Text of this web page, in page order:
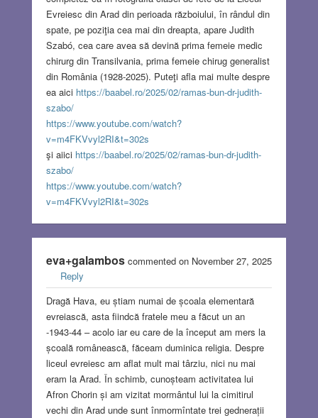
Evreiesc din Arad din perioada războiului, în rândul din
spate, pe poziţia cea mai din dreapta, apare Judith
Szabó, cea care avea să devină prima femeie medic
chirurg din Transilvania, prima femeie chirug generalist
din România (1928-2025). Puteţi afla mai multe despre
ea aici https://baabel.ro/2025/02/ramas-bun-dr-judith-
szabo/
https://www.youtube.com/watch?
v=m4FKVvyl2RI&t=302s
şi aiici https://baabel.ro/2025/02/ramas-bun-dr-judith-
szabo/
https://www.youtube.com/watch?
v=m4FKVvyl2RI&t=302s
eva+galamboscommented on November 27, 2025
Reply
Dragă Hava, eu știam numai de școala elementară
evreiască, asta fiindcă fratele meu a făcut un an
-1943-44 – acolo iar eu care de la început am mers la
școală românească, făceam duminica religia. Despre
liceul evreiesc am aflat mult mai târziu, nici nu mai
eram la Arad. În schimb, cunoșteam activitatea lui
Afron Chorin și am vizitat mormântul lui la cimitirul
vechi din Arad unde sunt înmormîntate trei gednerații